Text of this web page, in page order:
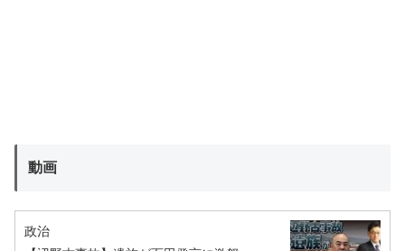
動画
政治